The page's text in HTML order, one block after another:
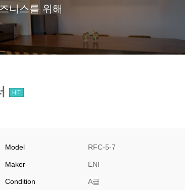
니스를 위해
HIT
Model RFC-5-7
Maker ENI
Condition A급